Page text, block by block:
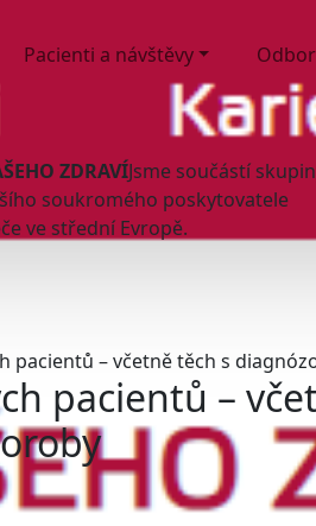
Pacienti a návštěvy
ZDRAVÍJsme součástí
soukromého poskytovatele
ve střední Evropě.
pacientů – včetně těch s
pacientů –